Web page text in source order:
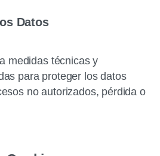
Datos
medidas técnicas y
para proteger los datos
no autorizados, pérdida o